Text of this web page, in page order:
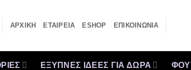
ΑΡΧΙΚΗ ΕΤΑΙΡΕΙΑ ESHOP ΕΠΙΚΟΙΝΩΝΙΑ
ΕΞΥΠΝΕΣ ΙΔΕΕΣ ΓΙΑ ΔΩΡΑ